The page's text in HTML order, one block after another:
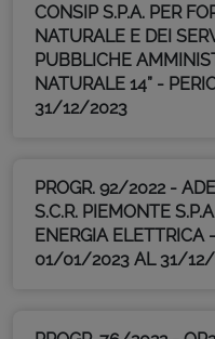
CONSIP S.P.A. PER
NATURALE E DEI
PUBBLICHE
NATURALE 14” -
31/12/2023
PROGR. 92/2022 - ADESIONE CONVENZIONE
S.C.R. PIEMONTE
ENERGIA ELETTRICA
01/01/2023 AL 31/